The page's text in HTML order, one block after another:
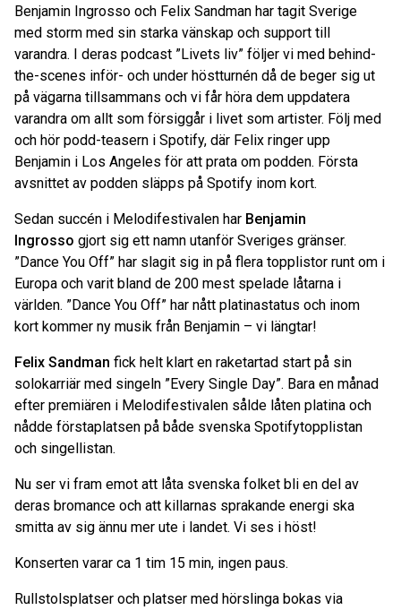
Benjamin Ingrosso och Felix Sandman har tagit Sverige
med storm med sin starka vänskap och support till
varandra. I deras podcast ”Livets liv” följer vi med behind-
the-scenes inför- och under höstturnén då de beger sig ut
på vägarna tillsammans och vi får höra dem uppdatera
varandra om allt som försiggår i livet som artister. Följ med
och hör podd-teasern i Spotify, där Felix ringer upp
Benjamin i Los Angeles för att prata om podden. Första
avsnittet av podden släpps på Spotify inom kort.
Sedan succén i Melodifestivalen har Benjamin
Ingrosso gjort sig ett namn utanför Sveriges gränser.
”Dance You Off” har slagit sig in på flera topplistor runt om i
Europa och varit bland de 200 mest spelade låtarna i
världen. ”Dance You Off” har nått platinastatus och inom
kort kommer ny musik från Benjamin – vi längtar!
Felix Sandman fick helt klart en raketartad start på sin
solokarriär med singeln ”Every Single Day”. Bara en månad
efter premiären i Melodifestivalen sålde låten platina och
nådde förstaplatsen på både svenska Spotifytopplistan
och singellistan.
Nu ser vi fram emot att låta svenska folket bli en del av
deras bromance och att killarnas sprakande energi ska
smitta av sig ännu mer ute i landet. Vi ses i höst!
Konserten varar ca 1 tim 15 min, ingen paus.
Rullstolsplatser och platser med hörslinga bokas via